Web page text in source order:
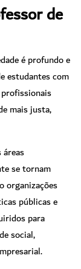
de
é profundo e
estudantes com
mais justa,
se tornam
organizações
públicas e
para
social,